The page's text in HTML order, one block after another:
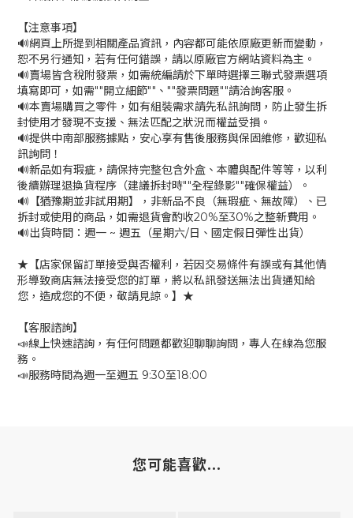
【注意事項】
🔊網頁上所提到相關產品資訊，內容都可能依原廠更新而變動，
恕不另行通知，若有任何錯誤，請以原廠官方網站資料為主。
🔊賣場皆含稅附發票，如需統編請於下單時選擇三聯式發票選項
填寫即可，如需""開立細節""、""發票問題""請洽詢客服。
🔊本賣場購買之零件，如有組裝需求請先私訊詢問，防止發生拆
封使用才發現不支援、無法匹配之狀況而權益受損。
🔊提供中南部服務據點，安心享有售後服務與保固維修，歡迎私
訊詢問！
🔊新品如有瑕疵，請保持完整包含外盒、本體與配件等等，以利
後續辦理退換貨程序（建議拆封時""全程錄影""確保權益）。
🔊【猶豫期並非試用期】，非新品不良（無瑕疵、無故障）、已
拆封或使用的商品，如需退貨會酌收20%至30%之整新費用。
🔊出貨時間：週一 ~ 週五（星期六/日、國定假日彈性出貨）
★【店家保留訂單接受與否權利，若因交易條件有誤或有其他情
形導致商店無法接受您的訂單，將以私訊發送無法出貨通知給
您，造成您的不便，敬請見諒。】★
【客服諮詢】
📣線上快速諮詢，有任何問題都歡迎聊聊詢問，專人在線為您服
務。
📣服務時間為週一至週五 9:30至18:00
您可能喜歡...